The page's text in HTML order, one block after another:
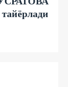
тайёрлади